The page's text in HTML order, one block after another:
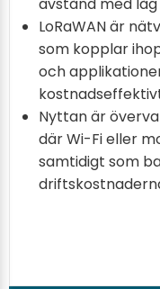
LoRaWAN är
som kopplar
och
Nyttan är
där Wi-Fi eller
samtidigt som